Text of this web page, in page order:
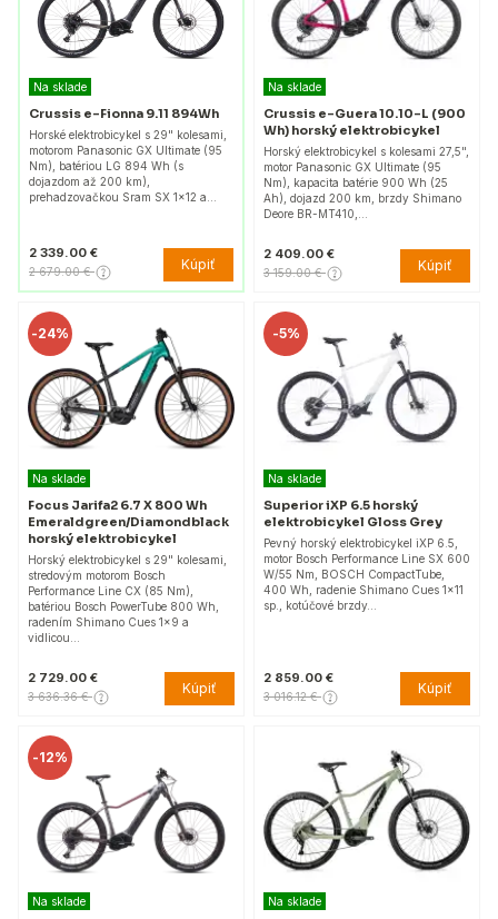
Na sklade
Crussis e-Fionna 9.11 894Wh
Horské elektrobicykel s 29" kolesami,
motorom Panasonic GX Ultimate (95
Nm), batériou LG 894 Wh (s
dojazdom až 200 km),
prehadzovačkou Sram SX 1x12 a…
2 339.00 €
2 679.00 € Kúpiť
Na sklade
Crussis e-Guera 10.10-L (900
Wh) horský elektrobicykel
Horský elektrobicykel s kolesami 27,5",
motor Panasonic GX Ultimate (95
Nm), kapacita batérie 900 Wh (25
Ah), dojazd 200 km, brzdy Shimano
Deore BR-MT410,…
2 409.00 €
3 159.00 € Kúpiť
-24%
Na sklade
Focus Jarifa2 6.7 X 800 Wh
Emeraldgreen/Diamondblack
horský elektrobicykel
Horský elektrobicykel s 29" kolesami,
stredovým motorom Bosch
Performance Line CX (85 Nm),
batériou Bosch PowerTube 800 Wh,
radením Shimano Cues 1x9 a
vidlicou…
2 729.00 €
3 636.36 € Kúpiť
-5%
Na sklade
Superior iXP 6.5 horský
elektrobicykel Gloss Grey
Pevný horský elektrobicykel iXP 6.5,
motor Bosch Performance Line SX 600
W/55 Nm, BOSCH CompactTube,
400 Wh, radenie Shimano Cues 1x11
sp., kotúčové brzdy…
2 859.00 €
3 016.12 € Kúpiť
-12%
Na sklade Na sklade